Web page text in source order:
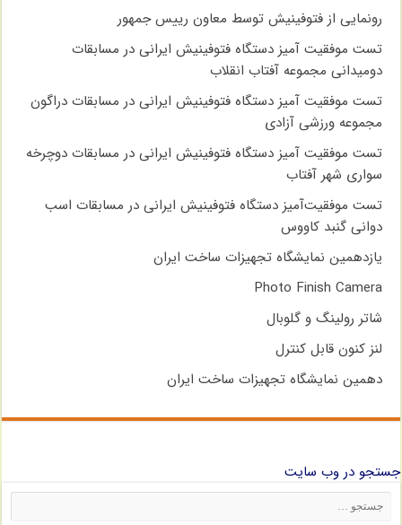
رونمایی از فتوفینیش توسط معاون رییس جمهور
تست موفقیت آمیز دستگاه فتوفینیش ایرانی در مسابقات
دومیدانی مجموعه آفتاب انقلاب
تست موفقیت آمیز دستگاه فتوفینیش ایرانی در مسابقات دراگون
مجموعه ورزشی آزادی
تست موفقیت آمیز دستگاه فتوفینیش ایرانی در مسابقات دوچرخه
سواری شهر آفتاب
تست موفقیت‌آمیز دستگاه فتوفینیش ایرانی در مسابقات اسب
دوانی گنبد کاووس
یازدهمین نمایشگاه تجهیزات ساخت ایران
Photo Finish Camera
شاتر رولینگ و گلوبال
لنز کنون قابل کنترل
دهمین نمایشگاه تجهیزات ساخت ایران
جستجو در وب سایت